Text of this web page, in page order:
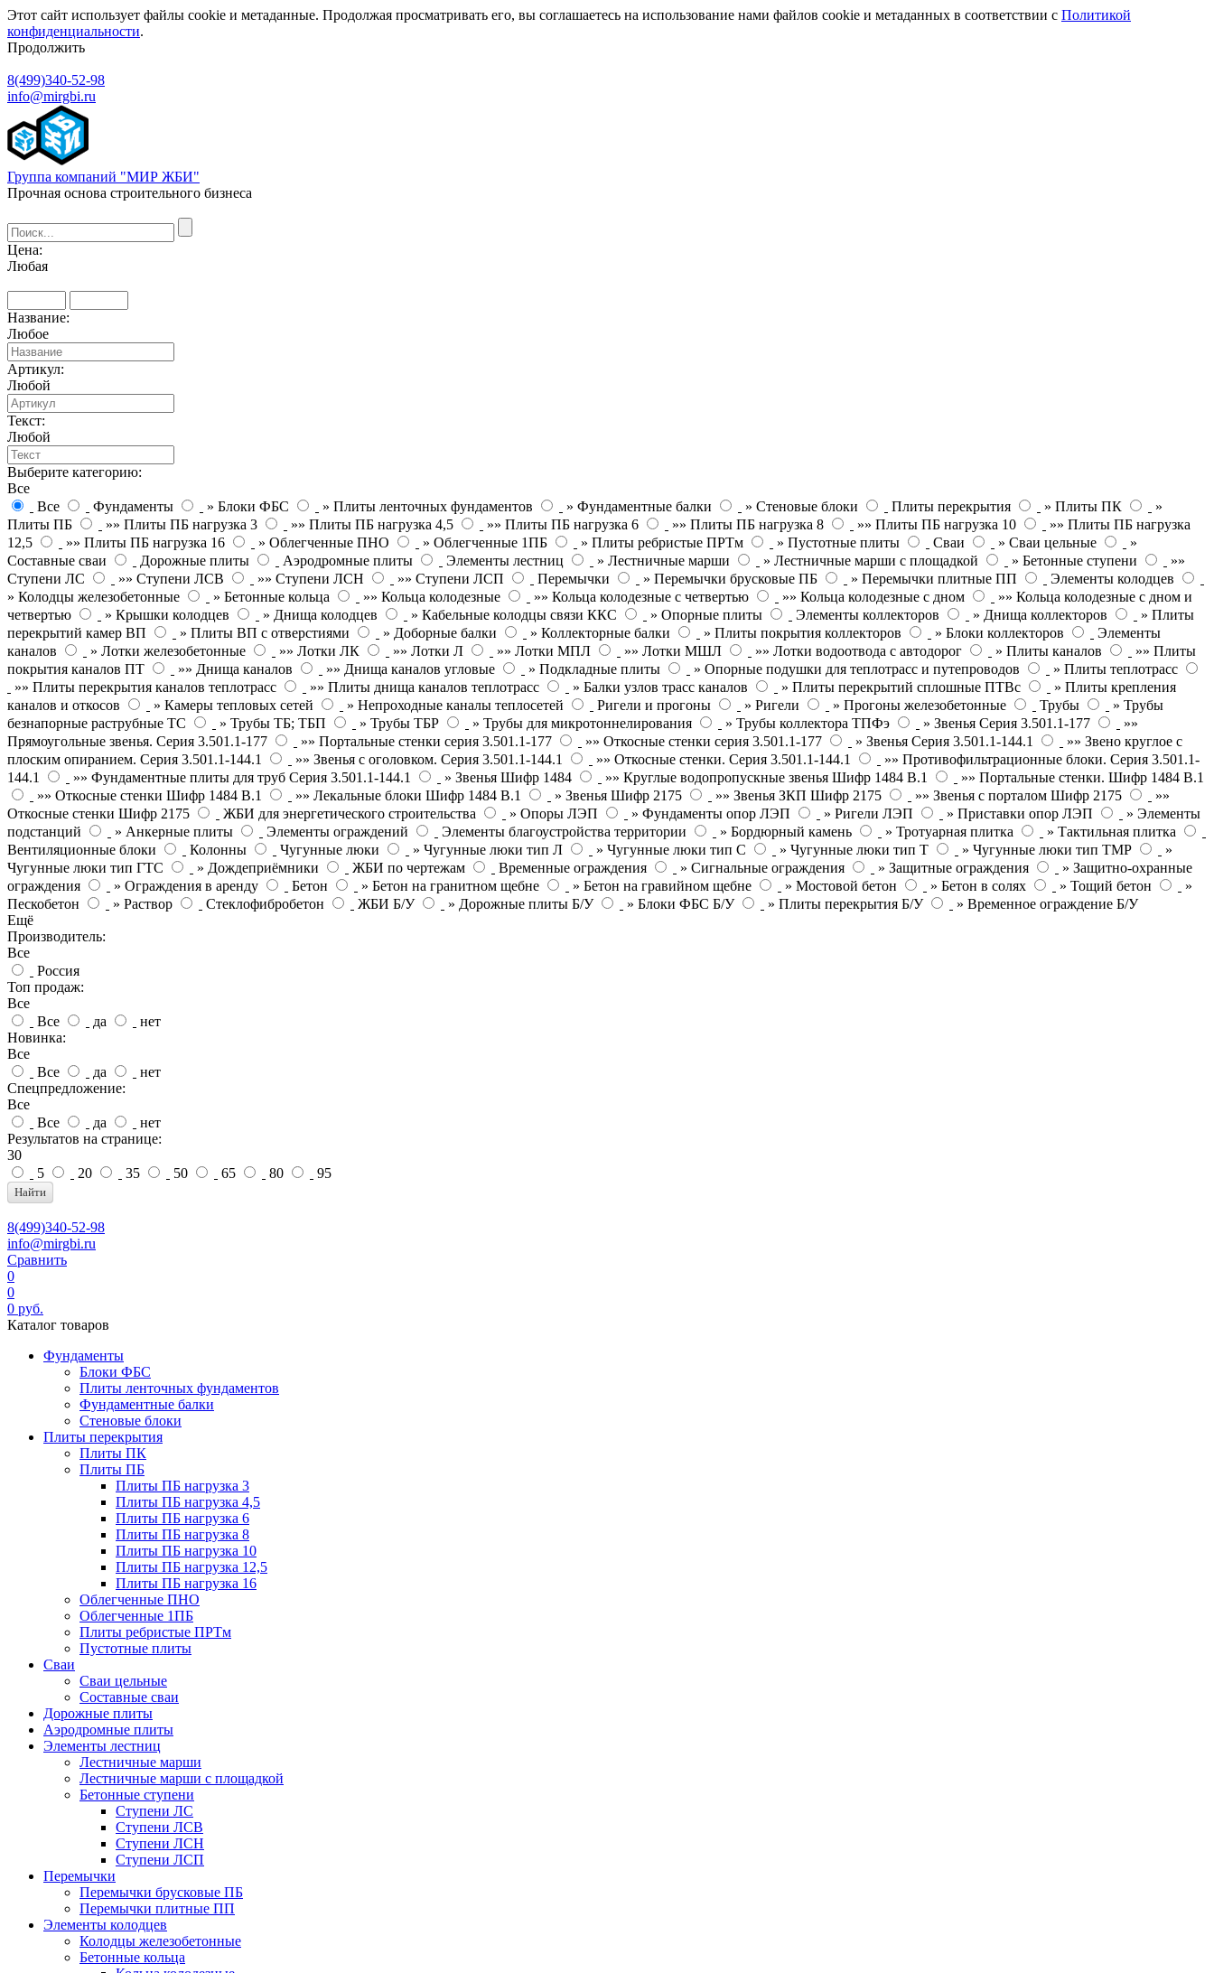
Этот сайт использует файлы cookie и метаданные. Продолжая просматривать его, вы соглашаетесь на использование нами файлов cookie и метаданных в соответствии с Политикой
конфиденциальности.
Продолжить
8(499)340-52-98
info@mirgbi.ru
Группа компаний "МИР ЖБИ"
Прочная основа строительного бизнеса
Цена:
Любая
Название:
Любое
Артикул:
Любой
Текст:
Любой
Выберите категорию:
Все
Все
Фундаменты » Блоки ФБС » Плиты ленточных фундаментов » Фундаментные балки » Стеновые блоки Плиты перекрытия » Плиты ПК
»
Плиты ПБ
»» Плиты ПБ нагрузка 3 »» Плиты ПБ нагрузка 4,5 »» Плиты ПБ нагрузка 6 »» Плиты ПБ нагрузка 8 »» Плиты ПБ нагрузка 10
»» Плиты ПБ нагрузка
12,5
»» Плиты ПБ нагрузка 16 » Облегченные ПНО » Облегченные 1ПБ » Плиты ребристые ПРТм » Пустотные плиты Сваи » Сваи цельные
»
Составные сваи
Дорожные плиты Аэродромные плиты Элементы лестниц » Лестничные марши » Лестничные марши с площадкой » Бетонные ступени
»»
Ступени ЛС
»» Ступени ЛСВ »» Ступени ЛСН »» Ступени ЛСП Перемычки » Перемычки брусковые ПБ » Перемычки плитные ПП
Элементы колодцев
» Колодцы железобетонные
» Бетонные кольца »» Кольца колодезные »» Кольца колодезные с четвертью »» Кольца колодезные с дном
»» Кольца колодезные с дном и
четвертью
» Крышки колодцев » Днища колодцев » Кабельные колодцы связи ККС » Опорные плиты Элементы коллекторов » Днища коллекторов
» Плиты
перекрытий камер ВП
» Плиты ВП с отверстиями » Доборные балки » Коллекторные балки » Плиты покрытия коллекторов » Блоки коллекторов
Элементы
каналов
» Лотки железобетонные »» Лотки ЛК »» Лотки Л »» Лотки МПЛ »» Лотки МШЛ »» Лотки водоотвода с автодорог » Плиты каналов
»» Плиты
покрытия каналов ПТ
»» Днища каналов »» Днища каналов угловые » Подкладные плиты » Опорные подушки для теплотрасс и путепроводов
» Плиты теплотрасс
»» Плиты перекрытия каналов теплотрасс
»» Плиты днища каналов теплотрасс » Балки узлов трасс каналов » Плиты перекрытий сплошные ПТВс
» Плиты крепления
каналов и откосов
» Камеры тепловых сетей » Непроходные каналы теплосетей Ригели и прогоны » Ригели » Прогоны железобетонные Трубы
» Трубы
безнапорные раструбные ТС
» Трубы ТБ; ТБП » Трубы ТБР » Трубы для микротоннелирования » Трубы коллектора ТПФэ » Звенья Серия 3.501.1-177
»»
Прямоугольные звенья. Серия 3.501.1-177
»» Портальные стенки серия 3.501.1-177 »» Откосные стенки серия 3.501.1-177 » Звенья Серия 3.501.1-144.1
»» Звено круглое с
плоским опиранием. Серия 3.501.1-144.1
»» Звенья с оголовком. Серия 3.501.1-144.1 »» Откосные стенки. Серия 3.501.1-144.1
»» Противофильтрационные блоки. Серия 3.501.1-
144.1
»» Фундаментные плиты для труб Серия 3.501.1-144.1 » Звенья Шифр 1484 »» Круглые водопропускные звенья Шифр 1484 В.1
»» Портальные стенки. Шифр 1484 В.1
»» Откосные стенки Шифр 1484 В.1
»» Лекальные блоки Шифр 1484 В.1 » Звенья Шифр 2175 »» Звенья ЗКП Шифр 2175 »» Звенья с порталом Шифр 2175
»»
Откосные стенки Шифр 2175
ЖБИ для энергетического строительства » Опоры ЛЭП » Фундаменты опор ЛЭП » Ригели ЛЭП » Приставки опор ЛЭП
» Элементы
подстанций
» Анкерные плиты Элементы ограждений Элементы благоустройства территории » Бордюрный камень » Тротуарная плитка
» Тактильная плитка
Вентиляционные блоки
Колонны Чугунные люки » Чугунные люки тип Л » Чугунные люки тип С » Чугунные люки тип Т » Чугунные люки тип ТМР
»
Чугунные люки тип ГТС
» Дождеприёмники ЖБИ по чертежам Временные ограждения » Сигнальные ограждения » Защитные ограждения
» Защитно-охранные
ограждения
» Ограждения в аренду Бетон » Бетон на гранитном щебне » Бетон на гравийном щебне » Мостовой бетон » Бетон в солях » Тощий бетон
»
Пескобетон
» Раствор Стеклофибробетон ЖБИ Б/У » Дорожные плиты Б/У » Блоки ФБС Б/У » Плиты перекрытия Б/У
» Временное ограждение Б/У
Ещё
Производитель:
Все
Россия
Топ продаж:
Все
Все
да
нет
Новинка:
Все
Все
да
нет
Спецпредложение:
Все
Все
да
нет
Результатов на странице:
30
5
20 35 50 65 80 95
Найти
8(499)340-52-98
info@mirgbi.ru
Сравнить
0
0
0 руб.
Каталог товаров
Фундаменты
Блоки ФБС
Плиты ленточных фундаментов
Фундаментные балки
Стеновые блоки
Плиты перекрытия
Плиты ПК
Плиты ПБ
Плиты ПБ нагрузка 3
Плиты ПБ нагрузка 4,5
Плиты ПБ нагрузка 6
Плиты ПБ нагрузка 8
Плиты ПБ нагрузка 10
Плиты ПБ нагрузка 12,5
Плиты ПБ нагрузка 16
Облегченные ПНО
Облегченные 1ПБ
Плиты ребристые ПРТм
Пустотные плиты
Сваи
Сваи цельные
Составные сваи
Дорожные плиты
Аэродромные плиты
Элементы лестниц
Лестничные марши
Лестничные марши с площадкой
Бетонные ступени
Ступени ЛС
Ступени ЛСВ
Ступени ЛСН
Ступени ЛСП
Перемычки
Перемычки брусковые ПБ
Перемычки плитные ПП
Элементы колодцев
Колодцы железобетонные
Бетонные кольца